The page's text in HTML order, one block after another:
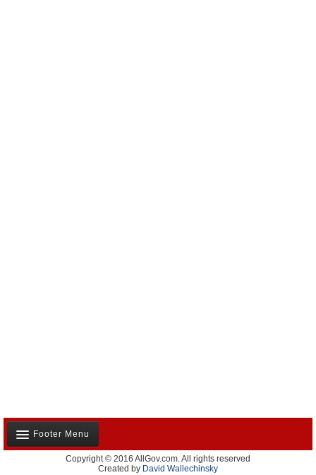
Footer Menu
Notre équipe
Copyright © 2016 AllGov.com. All rights reserved
Created by David Wallechinsky